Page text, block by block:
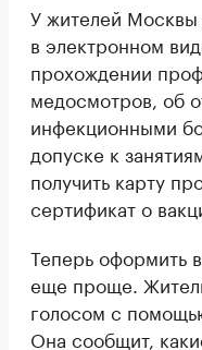
У жителей Москвы
в электронном
прохождении
медосмотров, об
инфекционными
допуске к
получить карту
сертификат о
Теперь оформить
еще проще.
голосом с
Она сообщит,